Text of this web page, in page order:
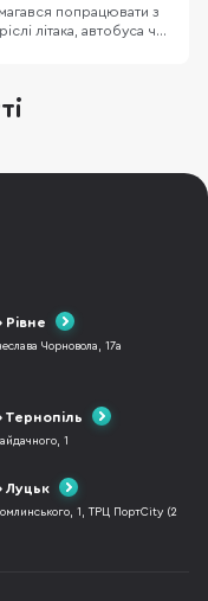
попрацювати з
літака, автобуса чи
все більше
та людей у
Чорновола, 17а
Тернопіль
1
Луцьк
1, ТРЦ ПортCity (2